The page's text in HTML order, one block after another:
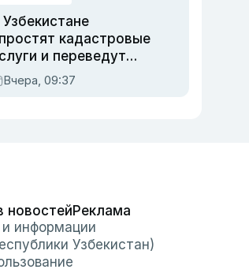
Узбекистане
кадастровые
и переведут
в
Вчера, 09:37
новостейРеклама
информации
Узбекистан)